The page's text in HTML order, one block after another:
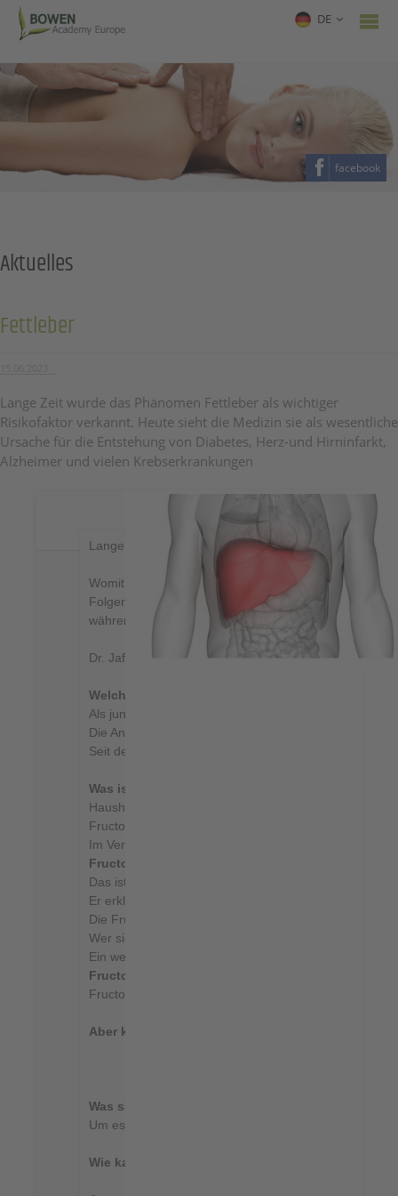
DE
facebook
Aktuelles
Fettleber
Lange Zeit wurde das Phänomen Fettleber als wichtiger
Risikofaktor verkannt. Heute sieht die Medizin sie als wesentliche
Ursache für die Entstehung von Diabetes, Herz-und Hirninfarkt,
Alzheimer und vielen Krebserkrankungen
Lange Zeit wurde das Phänomen Fettleber als
Womit wurden immer schon Gänse zur Produktion
Folgender Bericht entstand aus einem Interview mit
während der sogenannten "Fatty Liver Docu class"
Dr. Jaffe beschäftigt sich seit Jahrzehnten mit
Welche Gründe gibt es für die Entstehung einer
Als junger Arzt sah ich Fettlebern nur als Folge von
Die Antwort heißt eindeutig
Seit der Verwendung dieser Fructose in fast all
Was ist der Unterschied zwischen Glucose und
Haushaltszucker besteht zu gleichen Teilen aus
Fructose ist das gleiche wie Fruchtzucker, der das
Im Verdauungstrakt wird
Fructose
Das ist auch der Grund, warum Dr. Robert Lustig (
Er erklärt, dass
Die Fructose landet also beinahe vollständig direkt
Wer sich mit Fructose vollpumpt, kann eine Fettleber
Ein weiterer kritischer Nebeneffekt ist, dass Fructose
Fructose Quellen
Fructose Glucose Syrup - dieser Stoff wird aus Mais
Aber keine Angst-
Was sagen Laborwerte über den Zusand unserer
Um es einfach zu halten - bei gesunden Manschen
Wie kann ich einer Fettleber am besten